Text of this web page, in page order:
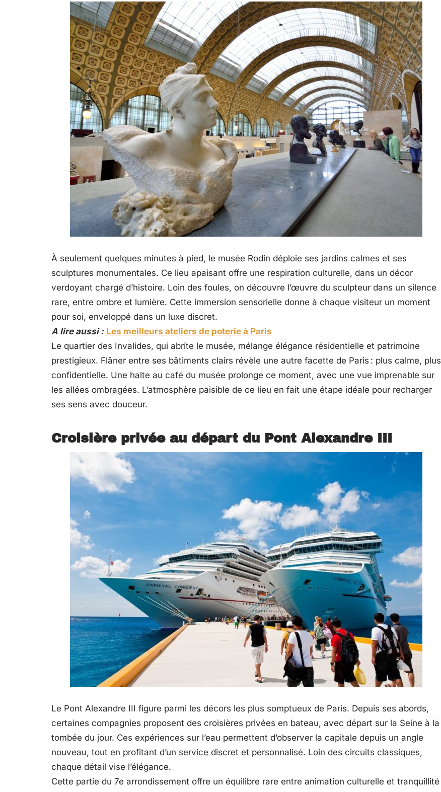
À seulement quelques minutes à pied, le musée Rodin déploie ses jardins calmes et ses
sculptures monumentales. Ce lieu apaisant offre une respiration culturelle, dans un décor
verdoyant chargé d’histoire. Loin des foules, on découvre l’œuvre du sculpteur dans un silence
rare, entre ombre et lumière. Cette immersion sensorielle donne à chaque visiteur un moment
pour soi, enveloppé dans un luxe discret.
A lire aussi : Les meilleurs ateliers de poterie à Paris
Le quartier des Invalides, qui abrite le musée, mélange élégance résidentielle et patrimoine
prestigieux. Flâner entre ses bâtiments clairs révèle une autre facette de Paris : plus calme, plus
confidentielle. Une halte au café du musée prolonge ce moment, avec une vue imprenable sur
les allées ombragées. L’atmosphère paisible de ce lieu en fait une étape idéale pour recharger
ses sens avec douceur.
Croisière privée au départ du Pont Alexandre III
Le Pont Alexandre III figure parmi les décors les plus somptueux de Paris. Depuis ses abords,
certaines compagnies proposent des croisières privées en bateau, avec départ sur la Seine à la
tombée du jour. Ces expériences sur l’eau permettent d’observer la capitale depuis un angle
nouveau, tout en profitant d’un service discret et personnalisé. Loin des circuits classiques,
chaque détail vise l’élégance.
Cette partie du 7e arrondissement offre un équilibre rare entre animation culturelle et tranquillité